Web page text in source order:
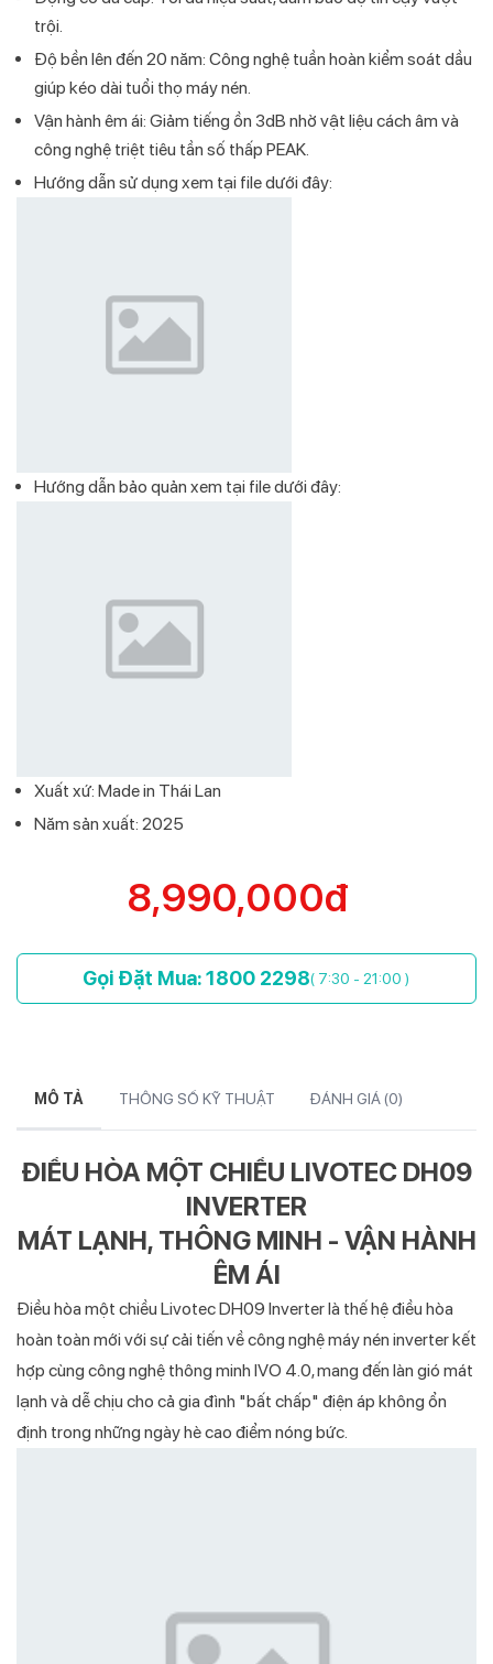
trội.
Độ bền lên đến 20 năm: Công nghệ tuần hoàn kiểm soát dầu
giúp kéo dài tuổi thọ máy nén.
Vận hành êm ái: Giảm tiếng ồn 3dB nhờ vật liệu cách âm và
công nghệ triệt tiêu tần số thấp PEAK.
Hướng dẫn sử dụng xem tại file dưới đây:
Hướng dẫn bảo quản xem tại file dưới đây:
Xuất xứ: Made in Thái Lan
Năm sản xuất: 2025
8,990,000đ
Gọi Đặt Mua: 1800 2298( 7:30 - 21:00 )
MÔ TẢ THÔNG SỐ KỸ THUẬT ĐÁNH GIÁ (0)
ĐIỀU HÒA MỘT CHIỀU LIVOTEC DH09
INVERTER
MÁT LẠNH, THÔNG MINH - VẬN HÀNH
ÊM ÁI
Điều hòa một chiều Livotec DH09 Inverter là thế hệ điều hòa
hoàn toàn mới với sự cải tiến về công nghệ máy nén inverter kết
hợp cùng công nghệ thông minh IVO 4.0, mang đến làn gió mát
lạnh và dễ chịu cho cả gia đình "bất chấp" điện áp không ổn
định trong những ngày hè cao điểm nóng bức.